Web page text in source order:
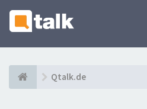
Qtalk.de